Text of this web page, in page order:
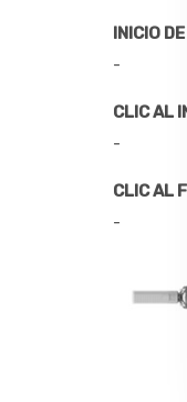
INICIO
-
CLIC AL
-
CLIC AL
-